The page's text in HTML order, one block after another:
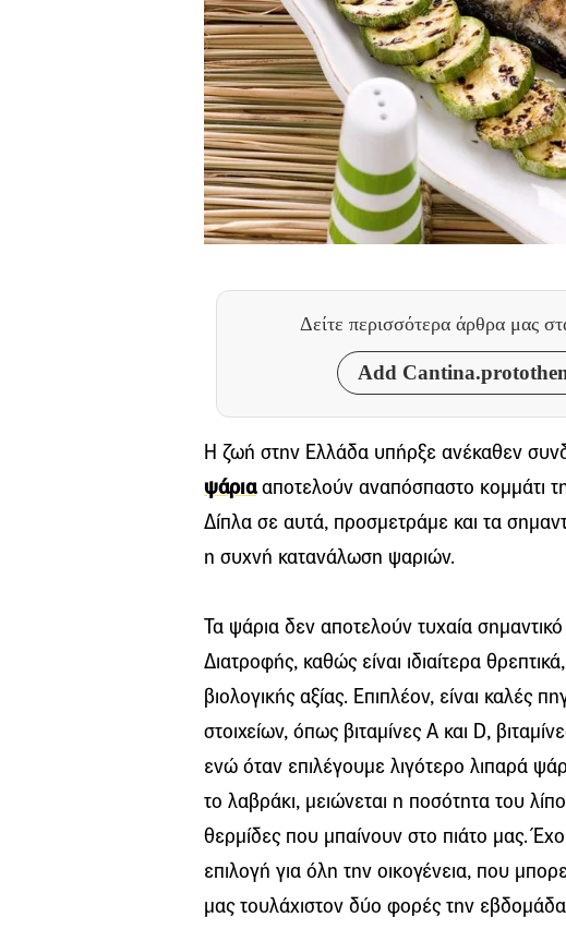
Δείτε περισσότερα άρθρα μας
Add
Η ζωή στην Ελλάδα υπήρξε ανέκαθεν
ψάριααποτελούν αναπόσπαστο κομμάτι
Δίπλα σε αυτά, προσμετράμε και τα
η συχνή κατανάλωση ψαριών.
Τα ψάρια δεν αποτελούν τυχαία
Διατροφής, καθώς είναι ιδιαίτερα
βιολογικής αξίας. Επιπλέον, είναι καλές
στοιχείων, όπως βιταμίνες Α και D,
ενώ όταν επιλέγουμε λιγότερο λιπαρά
το λαβράκι, μειώνεται η ποσότητα του
θερμίδες που μπαίνουν στο πιάτο μας.
επιλογή για όλη την οικογένεια, που
μας τουλάχιστον δύο φορές την